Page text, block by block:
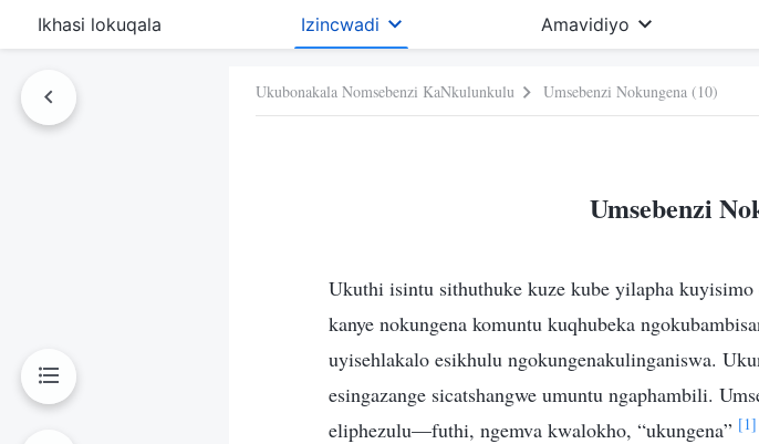
Ikhasi lokuqala Izincwadi Amavidiyo
Ukubonakala Nomsebenzi KaNkulunkulu Umsebenzi Nokungena (10)
Umsebenzi
Ukuthi isintu sithuthuke kuze kube yilapha
kanye nokungena komuntu kuqhubeka
uyisehlakalo esikhulu ngokungenakulinganiswa.
esingazange sicatshangwe umuntu ngaphambili.
eliphezulu—futhi, ngemva kwalokho, “ukungena” [1]